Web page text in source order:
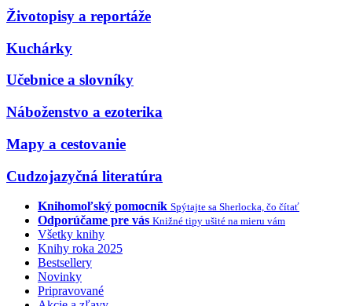
Životopisy a reportáže
Kuchárky
Učebnice a slovníky
Náboženstvo a ezoterika
Mapy a cestovanie
Cudzojazyčná literatúra
Knihomoľský pomocník Spýtajte sa Sherlocka, čo čítať
Odporúčame pre vás Knižné tipy ušité na mieru vám
Všetky knihy
Knihy roka 2025
Bestsellery
Novinky
Pripravované